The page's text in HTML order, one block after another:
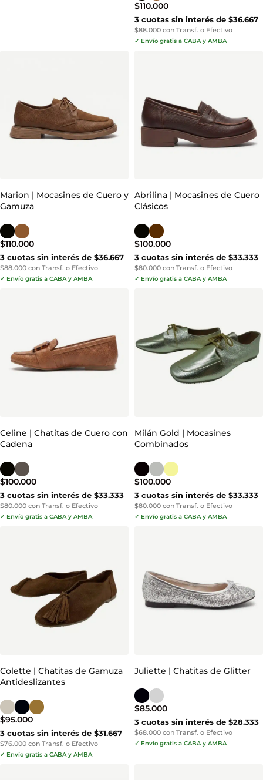
$110.000
3 cuotas sin interés de $36.667
$88.000 con Transf. o Efectivo
✓ Envío gratis a CABA y AMBA
Marion | Mocasines de Cuero y
Gamuza
$110.000
3 cuotas sin interés de $36.667
$88.000 con Transf. o Efectivo
✓ Envío gratis a CABA y AMBA
Abrilina | Mocasines de Cuero
Clásicos
$100.000
3 cuotas sin interés de $33.333
$80.000 con Transf. o Efectivo
✓ Envío gratis a CABA y AMBA
Celine | Chatitas de Cuero con
Cadena
$100.000
3 cuotas sin interés de $33.333
$80.000 con Transf. o Efectivo
✓ Envío gratis a CABA y AMBA
Milán Gold | Mocasines
Combinados
$100.000
3 cuotas sin interés de $33.333
$80.000 con Transf. o Efectivo
✓ Envío gratis a CABA y AMBA
Colette | Chatitas de Gamuza
Antideslizantes
$95.000
3 cuotas sin interés de $31.667
$76.000 con Transf. o Efectivo
✓ Envío gratis a CABA y AMBA
Juliette | Chatitas de Glitter
$85.000
3 cuotas sin interés de $28.333
$68.000 con Transf. o Efectivo
✓ Envío gratis a CABA y AMBA